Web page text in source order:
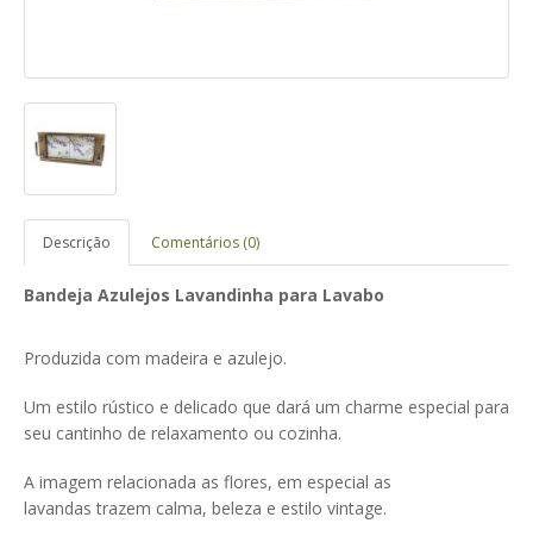
Descrição Comentários (0)
Bandeja Azulejos Lavandinha para Lavabo
Produzida com madeira e azulejo.
Um estilo rústico e delicado que dará um charme especial para
seu cantinho de relaxamento ou cozinha.
A imagem relacionada as flores, em especial as
lavandas trazem calma, beleza e estilo vintage.